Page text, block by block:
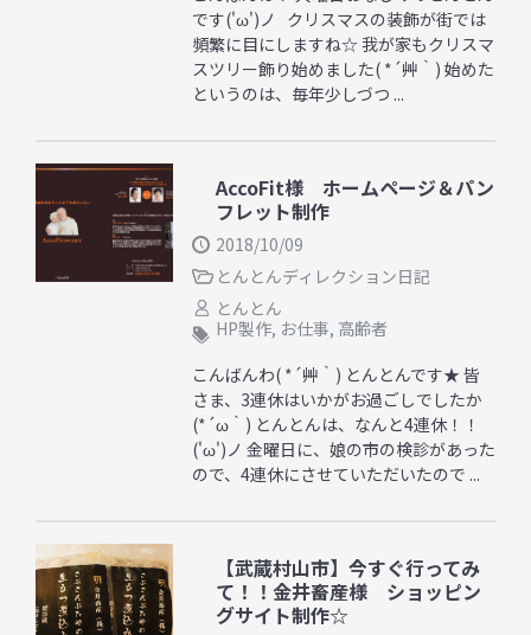
です('ω')ノ クリスマスの装飾が街では
頻繁に目にしますね☆ 我が家もクリスマ
スツリー飾り始めました( *´艸｀) 始めた
というのは、毎年少しづつ ...
AccoFit様 ホームページ＆パン
フレット制作
2018/10/09
とんとんディレクション日記
とんとん
HP製作, お仕事, 高齢者
こんばんわ( *´艸｀) とんとんです★ 皆
さま、3連休はいかがお過ごしでしたか
(*´ω｀) とんとんは、なんと4連休！！
('ω')ノ 金曜日に、娘の市の検診があった
ので、4連休にさせていただいたので ...
【武蔵村山市】今すぐ行ってみ
て！！金井畜産様 ショッピン
グサイト制作☆